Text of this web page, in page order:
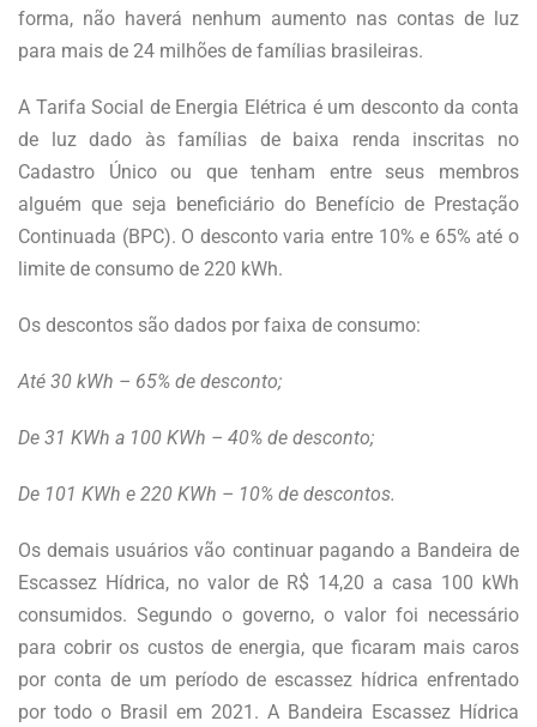
forma, não haverá nenhum aumento nas contas de luz
para mais de 24 milhões de famílias brasileiras.
A Tarifa Social de Energia Elétrica é um desconto da conta
de luz dado às famílias de baixa renda inscritas no
Cadastro Único ou que tenham entre seus membros
alguém que seja beneficiário do Benefício de Prestação
Continuada (BPC). O desconto varia entre 10% e 65% até o
limite de consumo de 220 kWh.
Os descontos são dados por faixa de consumo:
Até 30 kWh – 65% de desconto;
De 31 KWh a 100 KWh – 40% de desconto;
De 101 KWh e 220 KWh – 10% de descontos.
Os demais usuários vão continuar pagando a Bandeira de
Escassez Hídrica, no valor de R$ 14,20 a casa 100 kWh
consumidos. Segundo o governo, o valor foi necessário
para cobrir os custos de energia, que ficaram mais caros
por conta de um período de escassez hídrica enfrentado
por todo o Brasil em 2021. A Bandeira Escassez Hídrica